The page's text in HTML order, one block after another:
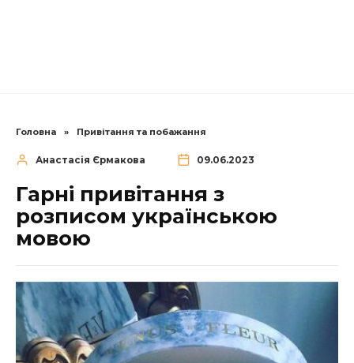
Головна » Привітання та побажання
Анастасія Єрмакова 09.06.2023
Гарні привітання з
розписом українською
мовою